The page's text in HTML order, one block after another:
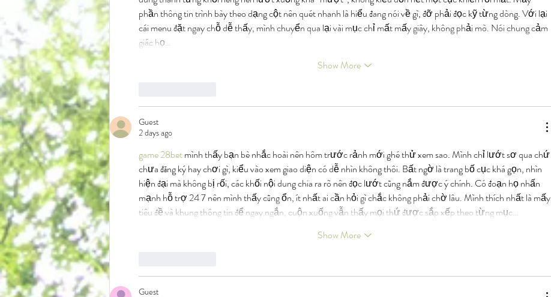
phần thông tin trình bày theo dạng cột nên quét nhanh là hiểu đang nói về gì, đỡ phải đọc kỹ từng dòng. Với lại
cái menu đặt ngay chỗ dễ thấy, mình chuyển qua lại vài mục chỉ mất mấy giây, không phải mò. Nói chung cảm
giác họ…
Show More
Guest
2 days ago
game 28bet mình thấy bạn bè nhắc hoài nên hôm trước rảnh mới ghé thử xem sao. Mình chỉ lướt sơ qua chứ
chưa đăng ký hay chơi gì, kiểu vào xem giao diện có dễ nhìn không thôi. Bất ngờ là trang bố cục khá gọn, nhìn
hiện đại mà không bị rối, các khối nội dung chia ra rõ nên đọc lướt cũng nắm được ý chính. Có đoạn họ nhấn
mạnh hỗ trợ 24 7 nên mình thấy cũng ổn, ít nhất ai cần hỏi gì chắc không phải chờ lâu. Mình thích nhất là mấy
tiêu đề và khung thông tin để ngay ngắn, cuộn xuống vẫn thấy mọi thứ được sắp xếp theo từng mục…
Show More
Guest